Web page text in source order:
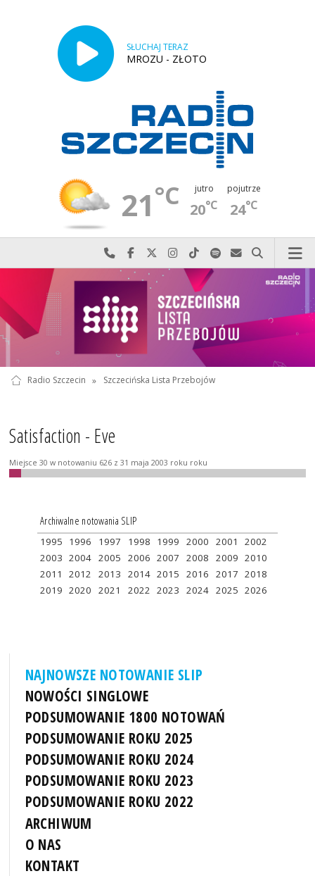
SŁUCHAJ TERAZ
MROZU - ZŁOTO
21°C jutro
20°C
pojutrze
24°C
Najlepiej po prostu do nas zadzwoń
Odwiedź nas na Facebook-u
Odwiedź nas na X
Odwiedź nas na Instagram-ie
Odwiedź nas na TikTok-u
Szukaj nas na Spotify
Wyślij do nas
Szukaj
Radio Szczecin » Szczecińska Lista Przebojów
Satisfaction - Eve
Miejsce 30 w notowaniu 626 z 31 maja 2003 roku roku
Archiwalne notowania SLIP
1995 1996 1997 1998 1999 2000 2001
2002
2003 2004 2005 2006 2007 2008 2009 2010
2011
2012 2013 2014 2015 2016 2017 2018
2019 2020 2021 2022 2023 2024 2025 2026
NAJNOWSZE NOTOWANIE SLIP
NOWOŚCI SINGLOWE
PODSUMOWANIE 1800 NOTOWAŃ
PODSUMOWANIE ROKU 2025
PODSUMOWANIE ROKU 2024
PODSUMOWANIE ROKU 2023
PODSUMOWANIE ROKU 2022
ARCHIWUM
O NAS
KONTAKT